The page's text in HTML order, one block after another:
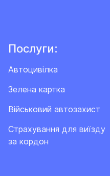
Послуги:
Автоцивілка
Зелена картка
Військовий автозахист
Cтрахування для виїзду
за кордон